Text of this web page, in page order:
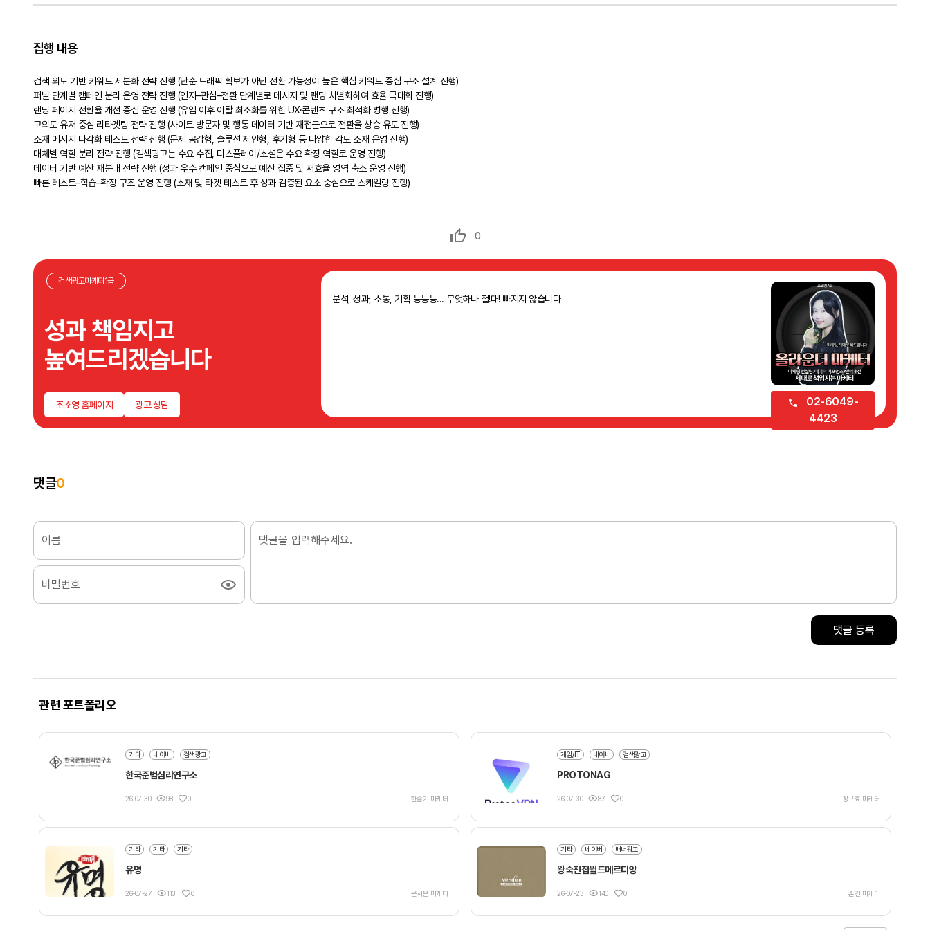
집행 내용
검색 의도 기반 키워드 세분화 전략 진행 (단순 트래픽 확보가 아닌 전환 가능성이 높은 핵심 키워드 중심 구조 설계 진행)
퍼널 단계별 캠페인 분리 운영 전략 진행 (인지–관심–전환 단계별로 메시지 및 랜딩 차별화하여 효율 극대화 진행)
랜딩 페이지 전환율 개선 중심 운영 진행 (유입 이후 이탈 최소화를 위한 UX·콘텐츠 구조 최적화 병행 진행)
고의도 유저 중심 리타겟팅 전략 진행 (사이트 방문자 및 행동 데이터 기반 재접근으로 전환율 상승 유도 진행)
소재 메시지 다각화 테스트 전략 진행 (문제 공감형, 솔루션 제안형, 후기형 등 다양한 각도 소재 운영 진행)
매체별 역할 분리 전략 진행 (검색광고는 수요 수집, 디스플레이/소셜은 수요 확장 역할로 운영 진행)
데이터 기반 예산 재분배 전략 진행 (성과 우수 캠페인 중심으로 예산 집중 및 저효율 영역 축소 운영 진행)
빠른 테스트–학습–확장 구조 운영 진행 (소재 및 타겟 테스트 후 성과 검증된 요소 중심으로 스케일링 진행)
0
검색광고마케터1급
성과 책임지고
높여드리겠습니다
조소영 홈페이지 광고 상담
분석, 성과, 소통, 기획 등등등... 무엇하나 절!대! 빠지지 않습니다
02-6049-
4423
댓글0
이름
비밀번호
댓글 등록
관련 포트폴리오
기타 네이버 검색광고
한국준법심리연구소
26-07-30 98 0 한슬기 마케터
게임/IT 네이버 검색광고
PROTONAG
26-07-30 87 0 장규효 마케터
기타 기타 기타
유명
26-07-27 113 0 문시은 마케터
기타 네이버 배너광고
왕숙진접월드메르디앙
26-07-23 140 0 손건 마케터